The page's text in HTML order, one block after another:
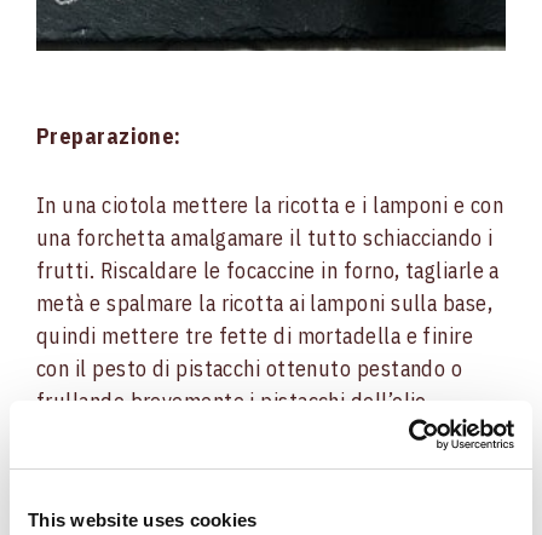
This website uses cookies
Preparazione:
In una ciotola mettere la ricotta e i lamponi e con
una forchetta amalgamare il tutto schiacciando i
frutti. Riscaldare le focaccine in forno, tagliarle a
metà e spalmare la ricotta ai lamponi sulla base,
quindi mettere tre fette di mortadella e finire
con il pesto di pistacchi ottenuto pestando o
frullando brevemente i pistacchi dell’olio